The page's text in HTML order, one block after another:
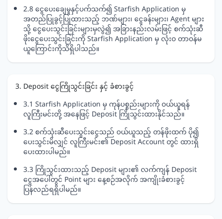
2.8 ငွေပေးချေမှုနှင့်ပက်သက်၍ Starfish Application မှ
အတည်ပြုခွင့်ပြုထားသည့် ဘဏ်များ၊ ငွေခန်းများ၊ Agent များ
သို့ ငွေပေးသွင်းခြင်းများမှလွဲ၍ အခြားနည်းလမ်းဖြင့် စက်သုံးဆီ
ဖိုးငွေပေးသွင်းခြင်းကို Starfish Application မှ လုံးဝ တာဝန်မ
ယူကြောင်းကိုသိရှိပါသည်။
3. Deposit ငွေကြိုသွင်းခြင်း နှင့် ခံစားခွင့်
3.1 Starfish Application မှ ကုန်ပစ္စည်းများကို ဝယ်ယူရန်
လူကြီးမင်းတို့ အနေဖြင့် Deposit ကြိုသွင်းထားနိုင်သည်။
3.2 စက်သုံးဆီပေးသွင်းငွေသည် ဝယ်ယူသည့် တန်ဖိုးထက် ပို၍
ပေးသွင်းမိလျှင် လူကြီးမင်း၏ Deposit Account တွင် ထားရှိ
ပေးထားပါမည်။
3.3 ကြိုသွင်းထားသည့် Deposit များ၏ လက်ကျန် Deposit
ငွေအပေါ်တွင် Point များ နေ့စဉ်အလိုက် အကျိုးခံစားခွင့်
ပြန်လည်ရရှိပါမည်။